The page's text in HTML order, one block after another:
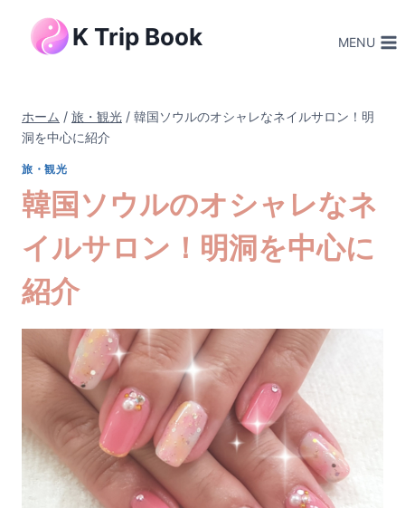
K Trip Book MENU
ホーム / 旅・観光 / 韓国ソウルのオシャレなネイルサロン！明
洞を中心に紹介
旅・観光
韓国ソウルのオシャレなネ
イルサロン！明洞を中心に
紹介